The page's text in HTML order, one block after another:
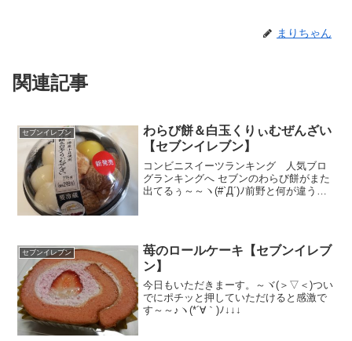
まりちゃん
関連記事
セブンイレブン
わらび餅＆白玉くりぃむぜんざい
【セブンイレブン】
コンビニスイーツランキング 人気ブロ
グランキングへ セブンのわらび餅がまた
出てるぅ～～ヽ(#`Д´)ﾉ前野と何が違うん
セブンイレブン
苺のロールケーキ【セブンイレブ
ン】
今日もいただきまーす。～ヾ(＞▽＜)つい
でにポチッと押していただけると感激で
す～～♪ヽ(*´∀｀)ﾉ↓↓↓